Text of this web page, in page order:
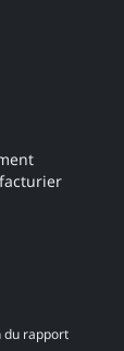
du rapport